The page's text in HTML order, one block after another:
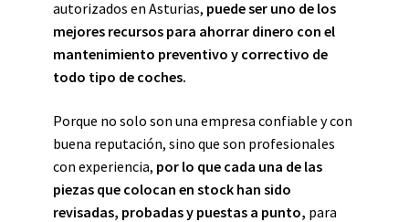
autorizados en Asturias, puede ser uno de los
mejores recursos para ahorrar dinero con el
mantenimiento preventivo y correctivo de
todo tipo de coches.
Porque no solo son una empresa confiable y con
buena reputación, sino que son profesionales
con experiencia, por lo que cada una de las
piezas que colocan en stock han sido
revisadas, probadas y puestas a punto, para